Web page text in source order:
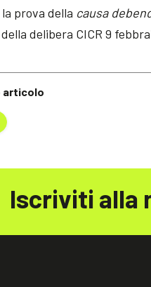
articolo
prova della causa
delibera CICR 9
Iscriviti alla